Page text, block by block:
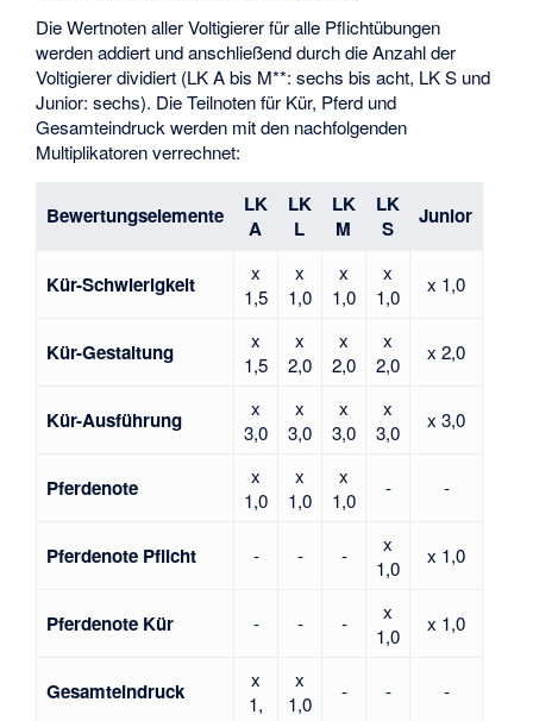
Die Wertnoten aller Voltigierer für alle Pflichtübungen
werden addiert und anschließend durch die Anzahl der
Voltigierer dividiert (LK A bis M**: sechs bis acht, LK S und
Junior: sechs). Die Teilnoten für Kür, Pferd und
Gesamteindruck werden mit den nachfolgenden
Multiplikatoren verrechnet:
Bewertungselemente
LK
A
LK
L
LK
M
LK
S
Junior
Kür-Schwierigkeit
x
1,5
x
1,0
x
1,0
x
1,0
x 1,0
Kür-Gestaltung
x
1,5
x
2,0
x
2,0
x
2,0
x 2,0
Kür-Ausführung
x
3,0
x
3,0
x
3,0
x
3,0
x 3,0
Pferdenote
x
1,0
x
1,0
x
1,0
- -
Pferdenote Pflicht - - -
x
1,0
x 1,0
Pferdenote Kür - - -
x
1,0
x 1,0
Gesamteindruck
x
1,
x
1,0
- - -